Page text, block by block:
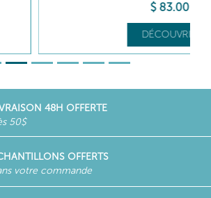
48H OFFERTE
50$
OFFERTS
votre commande